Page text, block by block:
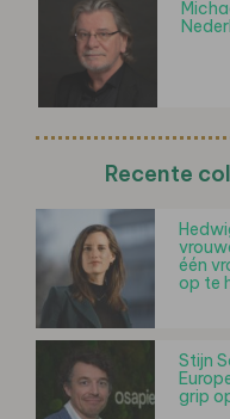
Recente
één
op te
Stijn
grip